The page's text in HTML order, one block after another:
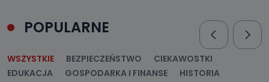
POPULARNE
WSZYSTKIE BEZPIECZEŃSTWO
CIEKAWOSTKI
EDUKACJA
GOSPODARKA I FINANSE
HISTORIA